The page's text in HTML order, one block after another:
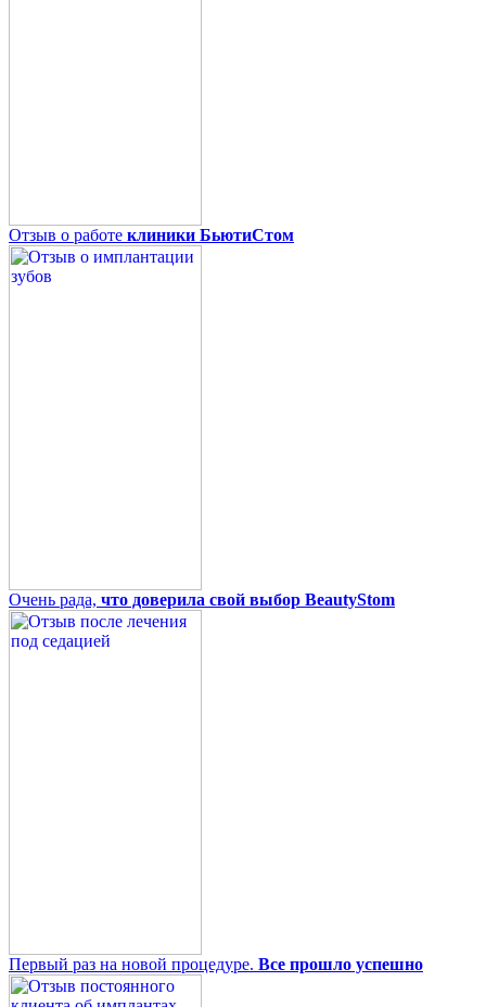
Отзыв о работе клиники БьютиСтом
Очень рада, что доверила свой выбор BeautyStom
Первый раз на новой процедуре. Все прошло успешно